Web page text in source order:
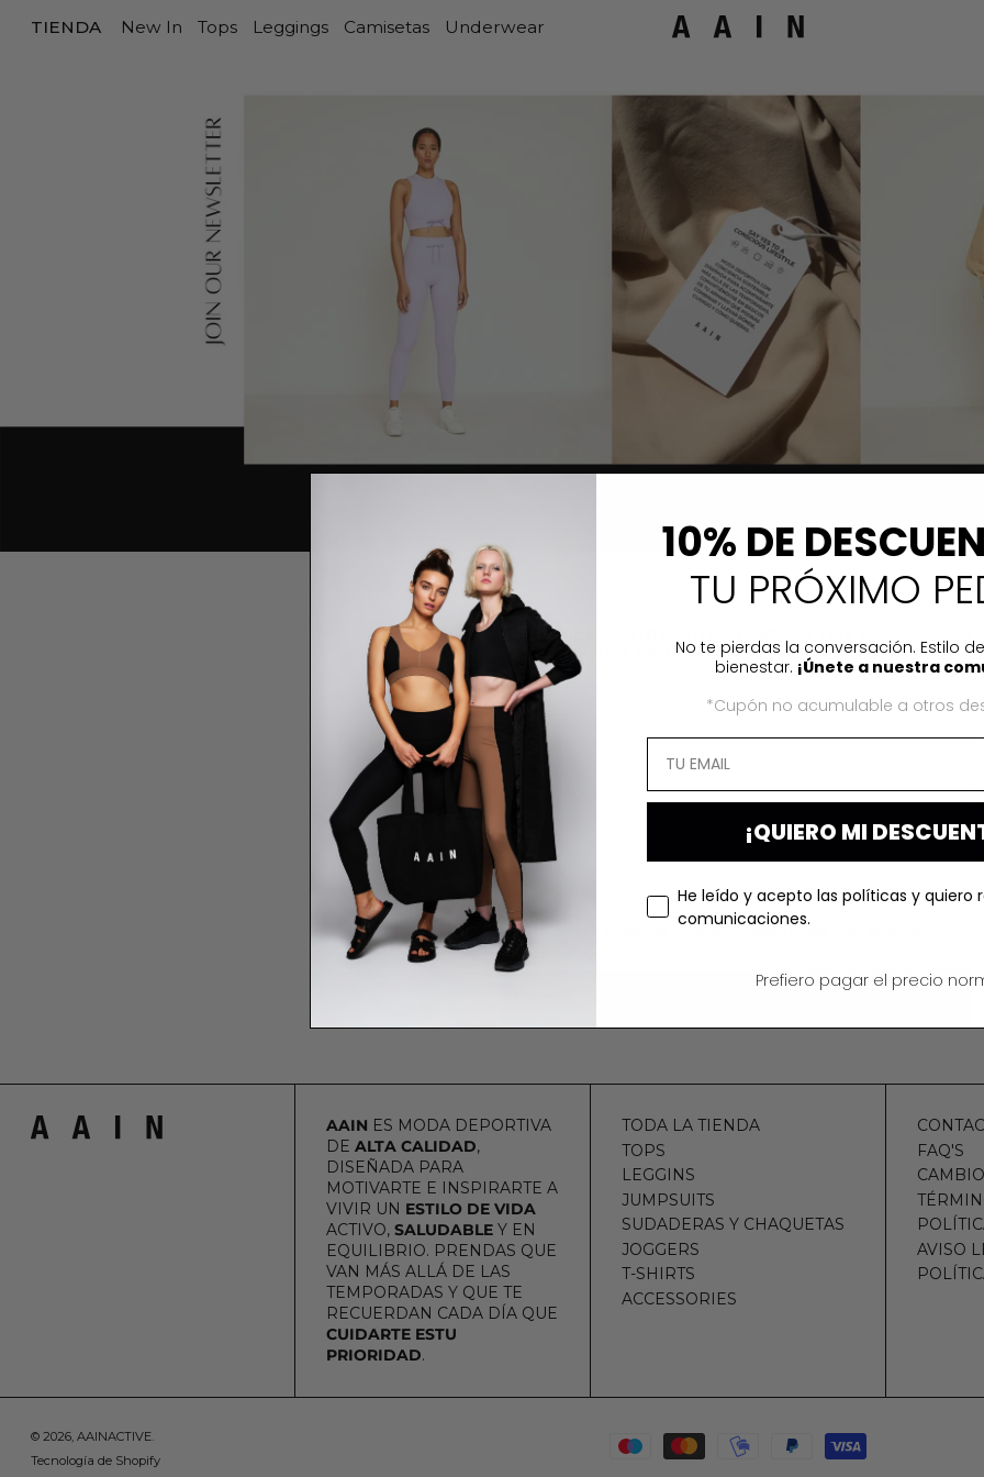
TIENDA New In Tops Leggings Camisetas Underwear
SUSCRÍBETE A NUESTRA NEWSLETTER Y RECIBE UN
15% PARA TU PRIMERA COMPRA.
He leído y acepto las políticas, y quiero recibir comunicaciones.
AAIN ES MODA DEPORTIVA
DE ALTA CALIDAD,
DISEÑADA PARA
MOTIVARTE E INSPIRARTE A
VIVIR UN ESTILO DE VIDA
ACTIVO, SALUDABLE Y EN
EQUILIBRIO. PRENDAS QUE
VAN MÁS ALLÁ DE LAS
TEMPORADAS Y QUE TE
RECUERDAN CADA DÍA QUE
CUIDARTE ESTU
PRIORIDAD.
TODA LA TIENDA
TOPS
LEGGINS
JUMPSUITS
SUDADERAS Y CHAQUETAS
JOGGERS
T-SHIRTS
ACCESSORIES
FAQ'S
AVISO
© 2026, AAINACTIVE.
Tecnología de Shopify
Métodos de pago
10% DE
TU PRÓXIMO
No te pierdas la conversación. Estilo
bienestar. ¡Únete a nuestra
*Cupón no acumulable a otros
¡QUIERO MI
He leído y acepto las políticas y quiero
comunicaciones.
Prefiero pagar el precio